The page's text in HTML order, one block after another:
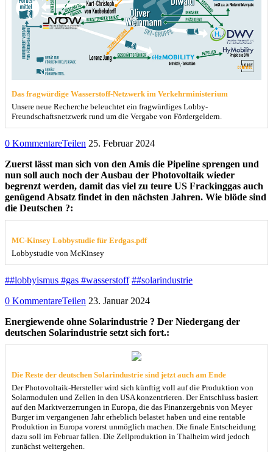
Das fragwürdige Wasserstoff-Netzwerk im Verkehrministerium
Unsere neue Recherche beleuchtet ein fragwürdiges Lobby-
Freundschaftsnetzwerk rund um die Vergabe von Fördergeldern.
0 KommentareTeilen 25. Februar 2024
Zuerst lässt man sich von den Amis die Pipeline sprengen und
nun soll auch noch der Ausbau der Photovoltaik wieder
begrenzt werden, damit das viel zu teure US Frackinggas auch
genügend Absatz findet in den nächsten Jahren. Wie blöde sind
die Deutschen ?:
MC-Kinsey Lobbystudie für Erdgas.pdf
Lobbystudie von McKinsey
##lobbyismus #gas #wasserstoff ##solarindustrie
0 KommentareTeilen 23. Januar 2024
Energiewende ohne Solarindustrie ? Der Niedergang der
deutschen Solarindustrie setzt sich fort.:
Die Reste der deutschen Solarindustrie sind jetzt auch am Ende
Der Photovoltaik-Hersteller wird sich künftig voll auf die Produktion von
Solarmodulen und Zellen in den USA konzentrieren. Der Entschluss basiert
auf den Marktverzerrungen in Europa, die das Finanzergebnis von Meyer
Burger im vergangenen Jahr erheblich belastet haben und eine rentable
Produktion in Europa vorerst unmöglich machen. Die finale Entscheidung
dazu soll im Februar fallen. Die Zellproduktion in Thalheim wird jedoch
zunächst weitergehen.